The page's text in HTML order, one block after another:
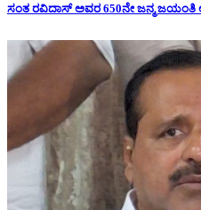
ಸಂತ ರವಿದಾಸ್ ಅವರ 650ನೇ ಜನ್ಮ ಜಯಂತಿ